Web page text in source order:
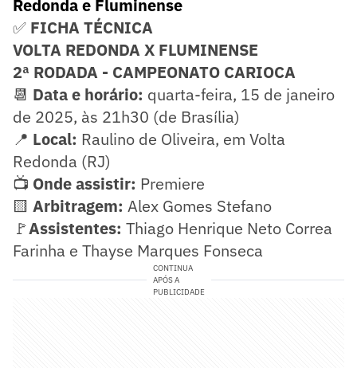
Redonda e Fluminense
✅ FICHA TÉCNICA
VOLTA REDONDA X FLUMINENSE
2ª RODADA - CAMPEONATO CARIOCA
📆 Data e horário: quarta-feira, 15 de janeiro
de 2025, às 21h30 (de Brasília)
📍 Local: Raulino de Oliveira, em Volta
Redonda (RJ)
📺 Onde assistir: Premiere
🟨 Arbitragem: Alex Gomes Stefano
🚩Assistentes: Thiago Henrique Neto Correa
Farinha e Thayse Marques Fonseca
CONTINUA
APÓS A
PUBLICIDADE